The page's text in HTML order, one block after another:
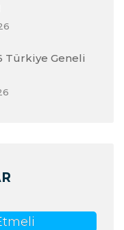
Türkiye Geneli